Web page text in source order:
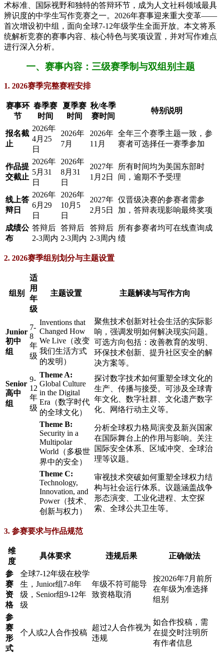
术标准、国际视野和独特的答辩环节，成为人文社科领域最具
辨识度的中学生写作竞赛之一。2026年赛事迎来重大变革——
首次增设初中组，面向全球7-12年级学生全面开放。本文将系
统解析竞赛的赛事内容、核心特色与奖项设置，并对写作难点
进行深入分析。
一、赛事内容：三级赛季制与双组别主题
1. 2026赛季完整赛程安排
赛事环
节
春季赛
时间
夏季赛
时间
秋/冬季
赛时间
特别说明
报名截
止
2026年
4月25
日
2026年
7月
2026年
11月
全年三个赛季主题一致，参
赛者可选择任一赛季参加
作品提
交截止
2026年
5月31
日
2026年
8月31
日
2027年
1月2日
所有时间均为美国东部时
间，逾期不予受理
线上答
辩日
2026年
6月29
日
2026年
10月5
日
2027年
2月5日
仅晋级决赛的参赛者需参
加，答辩表现影响最终奖项
成绩公
布
答辩后
2-3周内
答辩后
2-3周内
答辩后
2-3周内
所有参赛者均可在线查询成
绩
2. 2026赛季组别划分与主题设置
组别
适
用
年
级
主题设置 主题解读与写作方向
Junior
初中
组
7-
8
年
级
Inventions that
Changed How
We Live（改变
我们生活方式
的发明）
聚焦技术创新对社会生活的实际影
响，强调发明如何解决现实问题。
可选方向包括：改善教育的发明、
环保技术创新、提升社区安全的解
决方案等。
Senior
高中
组
9-
12
年
级
Theme A:
Global Culture
in the Digital
Era（数字时代
的全球文化）
探讨数字技术如何重塑全球文化的
生产、传播与接受。可涉及全球青
年文化、数字社群、文化遗产数字
化、网络行动主义等。
Theme B:
Security in a
Multipolar
World（多极世
界中的安全）
分析全球权力格局演变及新兴国家
在国际舞台上的作用与影响。关注
国际安全体系、区域冲突、全球治
理等议题。
Theme C:
Technology,
Innovation, and
Power（技术、
创新与权力）
审视技术突破如何重塑全球权力结
构与社会运行体系。议题涵盖战争
形态演变、工业化进程、太空探
索、全球公共卫生等。
3. 参赛要求与作品规范
维
度
具体要求 违规后果 正确做法
参
赛
资
格
全球7-12年级在校学
生，Junior组7-8年
级，Senior组9-12年
级
年级不符可能导
致资格取消
按2026年7月前所
在年级为准选择
组别
参
赛
形
式
个人或2人合作投稿
超过2人合作视为
违规
如合作投稿，需
在提交时注明所
有作者信息